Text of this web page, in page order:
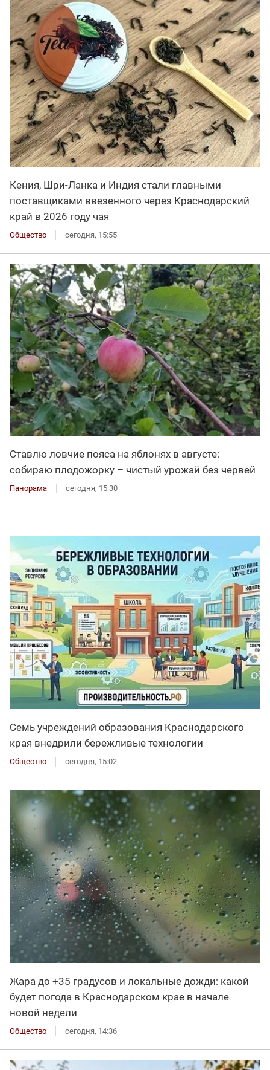
Кения, Шри-Ланка и Индия стали главными
поставщиками ввезенного через Краснодарский
край в 2026 году чая
Общество сегодня, 15:55
Ставлю ловчие пояса на яблонях в августе:
собираю плодожорку – чистый урожай без червей
Панорама сегодня, 15:30
Семь учреждений образования Краснодарского
края внедрили бережливые технологии
Общество сегодня, 15:02
Жара до +35 градусов и локальные дожди: какой
будет погода в Краснодарском крае в начале
новой недели
Общество сегодня, 14:36